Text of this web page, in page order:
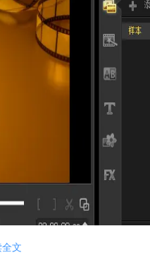
心编辑视频用什么软件好，选择
全文